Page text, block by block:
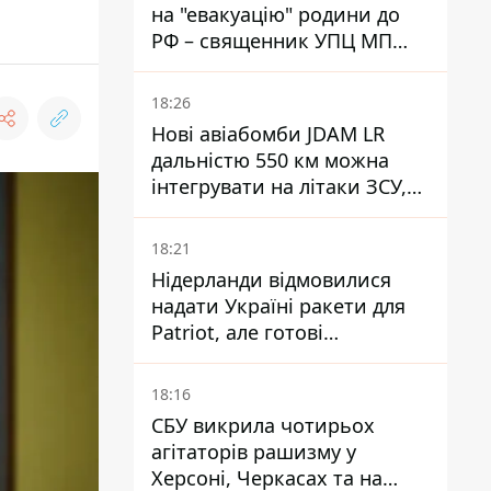
на "евакуацію" родини до
РФ – священник УПЦ МП
отримав 15 років тюрми
18:26
Нові авіабомби JDAM LR
дальністю 550 км можна
інтегрувати на літаки ЗСУ,
але є нюанси
18:21
Нідерланди відмовилися
надати Україні ракети для
Patriot, але готові
допомогти інакше
18:16
СБУ викрила чотирьох
агітаторів рашизму у
Херсоні, Черкасах та на